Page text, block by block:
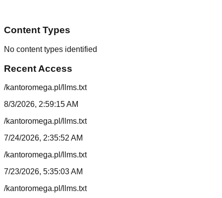
Content Types
No content types identified
Recent Access
/kantoromega.pl/llms.txt
8/3/2026, 2:59:15 AM
/kantoromega.pl/llms.txt
7/24/2026, 2:35:52 AM
/kantoromega.pl/llms.txt
7/23/2026, 5:35:03 AM
/kantoromega.pl/llms.txt